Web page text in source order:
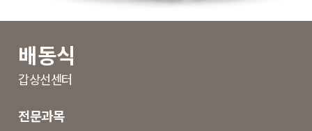
배동식
갑상선센터
전문과목